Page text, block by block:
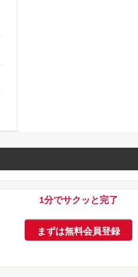
1分でサクッと完了
まずは無料会員登録